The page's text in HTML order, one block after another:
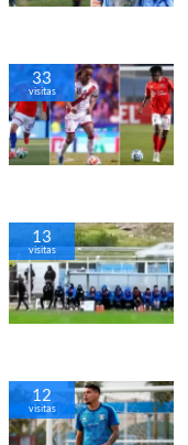
33
visitas
13
visitas
12
visitas